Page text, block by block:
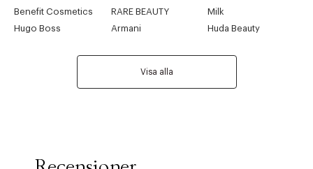
Benefit Cosmetics
RARE BEAUTY
Milk
Hugo Boss
Armani Huda Beauty
Visa alla